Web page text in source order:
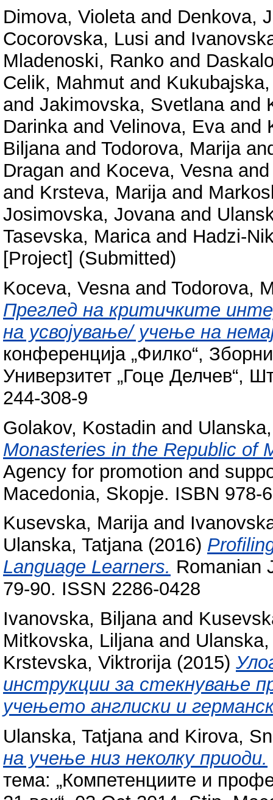
Dimova, Violetaand Denkova,
Cocorovska, Lusi and
Mladenoski, Ranko and
Celik, Mahmut and
and Jakimovska, Svetlanaand
Darinkaand Velinova, Evaand
Biljanaand Todorova, Marija
Dragan and Koceva, Vesna
and Krsteva, Marijaand
Josimovska, Jovanaand
Tasevska, Maricaand Hadzi-
[Project] (Submitted)
Koceva, Vesnaand Todorova,
Преглед на критичките
на усвојување/ учење на
конференција „Филко“,
Универзитет „Гоце Делчев“,
244-308-9
Golakov, Kostadin and
Monasteries in the Republic of
Agency for promotion and
Macedonia, Skopje. ISBN 978-
Kusevska, Marijaand
Ulanska, Tatjana(2016)
Language Learners. Romanian
79-90. ISSN 2286-0428
Ivanovska, Biljanaand
Mitkovska, Liljanaand
Krstevska, Viktrorija(2015)
инструкции за стекнување
учењето англиски и
Ulanska, Tatjanaand Kirova,
на учење низ неколку приоди.
тема: „Компетенциите и